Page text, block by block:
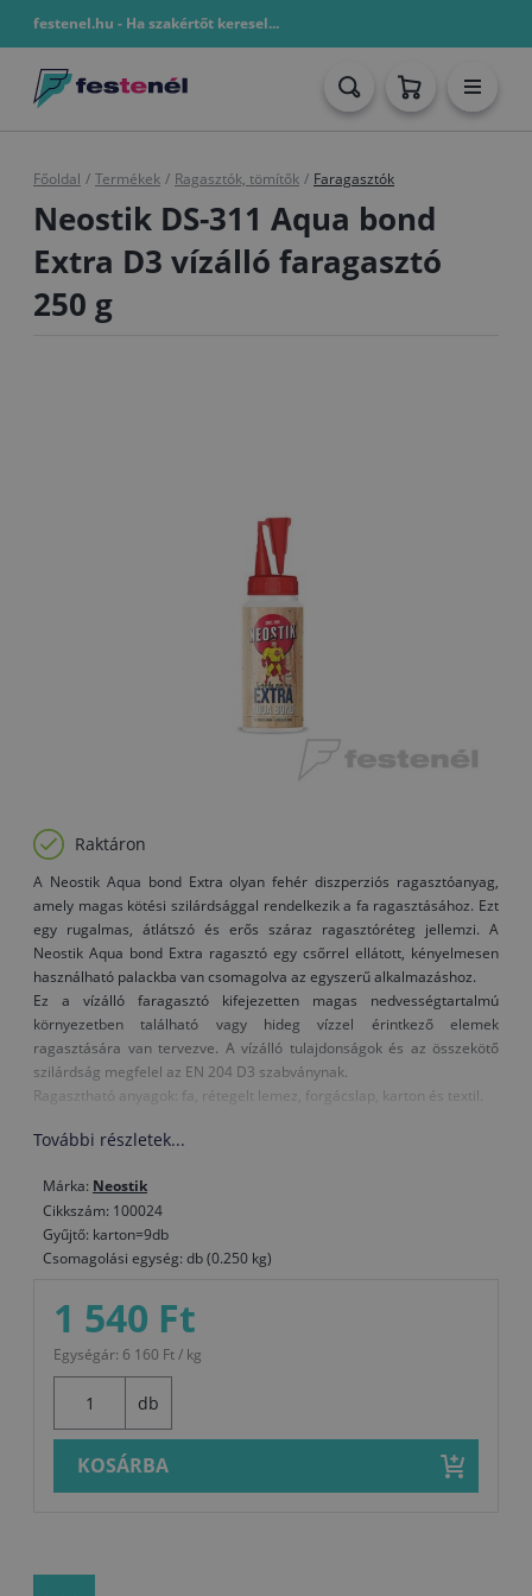
festenel.hu - Ha szakértőt keresel...
Főoldal / Termékek / Ragasztók, tömítők / Faragasztók
Neostik DS-311 Aqua bond
Extra D3 vízálló faragasztó
250 g
Raktáron
A Neostik Aqua bond Extra olyan fehér diszperziós ragasztóanyag,
amely magas kötési szilárdsággal rendelkezik a fa ragasztásához. Ezt
egy rugalmas, átlátszó és erős száraz ragasztóréteg jellemzi. A
Neostik Aqua bond Extra ragasztó egy csőrrel ellátott, kényelmesen
használható palackba van csomagolva az egyszerű alkalmazáshoz.
Ez a vízálló faragasztó kifejezetten magas nedvességtartalmú
környezetben található vagy hideg vízzel érintkező elemek
ragasztására van tervezve. A vízálló tulajdonságok és az összekötő
szilárdság megfelel az EN 204 D3 szabványnak.
Ragasztható anyagok: fa, rétegelt lemez, forgácslap, karton és textil.
További részletek...
Márka: Neostik
Cikkszám: 100024
Gyűjtő: karton=9db
Csomagolási egység: db (0.250 kg)
1 540 Ft
Egységár: 6 160 Ft / kg
db
KOSÁRBA